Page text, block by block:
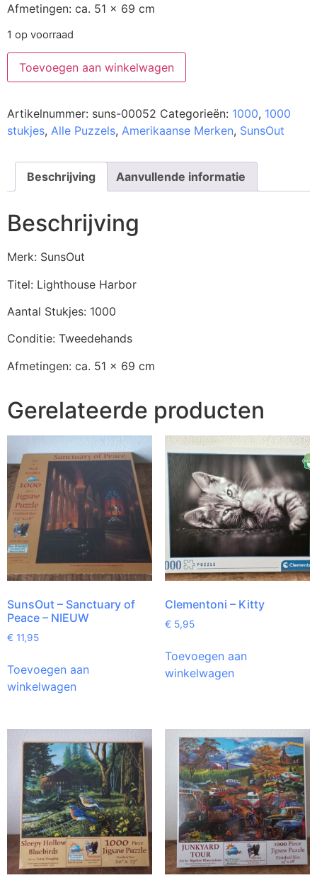
Afmetingen: ca. 51 x 69 cm
1 op voorraad
Toevoegen aan winkelwagen
Artikelnummer: suns-00052 Categorieën: 1000, 1000
stukjes, Alle Puzzels, Amerikaanse Merken, SunsOut
Beschrijving Aanvullende informatie
Beschrijving
Merk: SunsOut
Titel: Lighthouse Harbor
Aantal Stukjes: 1000
Conditie: Tweedehands
Afmetingen: ca. 51 x 69 cm
Gerelateerde producten
SunsOut – Sanctuary of
Peace – NIEUW
€ 11,95
Toevoegen aan
winkelwagen
Clementoni – Kitty
€ 5,95
Toevoegen aan
winkelwagen